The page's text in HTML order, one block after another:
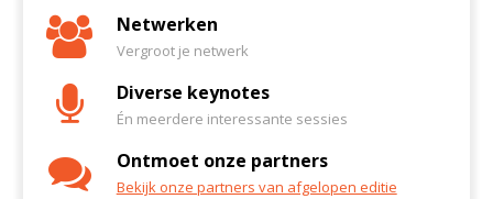
Netwerken
Vergroot je netwerk
Diverse keynotes
Én meerdere interessante sessies
Ontmoet onze partners
Bekijk onze partners van afgelopen editie